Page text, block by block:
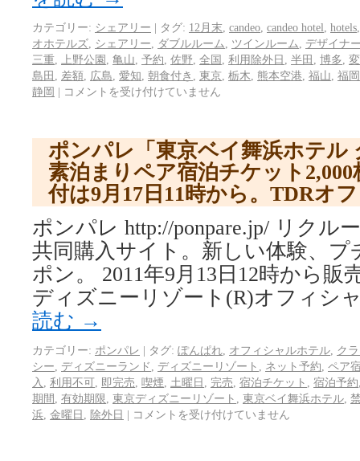
カテゴリー: シェアリー | タグ: 12月末 candeo candeo hotel hotels
オホテルズ
シェアリー ダブルルーム ツインルーム
デザイナ
三重
上野公園 亀山 予約 佐野 全国 利用除外日 半田 博多
島田
差額 広島 愛知 朝食付き 東京 栃木 熊本空港 福山 福岡
静岡 | コメントを受け付けていません
ポンパレ「東京ベイ舞浜ホテル
素泊まりペア宿泊チケット
付は9月17日11時から。TDRオ
ポンパレ http://ponpare.jp/ リクル
共同購入サイト。新しい体験、
ポン。 2011年9月13日12時から販
ディズニーリゾート(R)オフィシ
読む →
カテゴリー: ポンパレ | タグ: ぽんぱれ オフィシャルホテル
ク
シー
ディズニーランド ディズニーリゾート ネット予約 ペア
入
利用不可 即完売 喫煙 土曜日 完売 宿泊チケット 宿泊予約
期間
有効期限 東京ディズニーリゾート 東京ベイ舞浜ホテル
浜 金曜日 除外日 | コメントを受け付けていません